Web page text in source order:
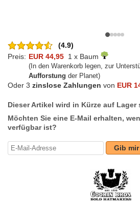
(4.9)
Preis: EUR 44,95 1 x Baum
(In den Warenkorb legen, zur
Aufforstung der Planet)
Oder 3 zinslose Zahlungen von EUR
Dieser Artikel wird in Kürze auf Lager
Möchten Sie eine E-Mail erhalten,
verfügbar ist?
Gib